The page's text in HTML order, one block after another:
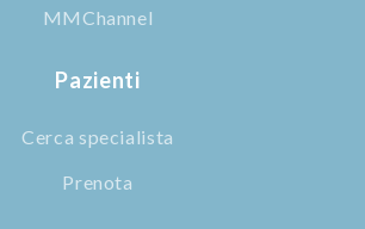
MMChannel
Pazienti
Cerca specialista
Prenota